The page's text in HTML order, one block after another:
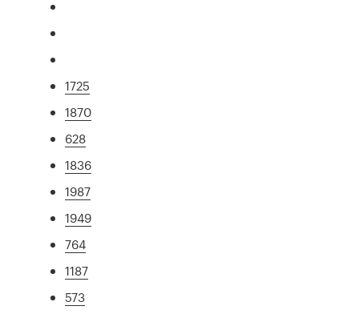
1725
1870
628
1836
1987
1949
764
1187
573